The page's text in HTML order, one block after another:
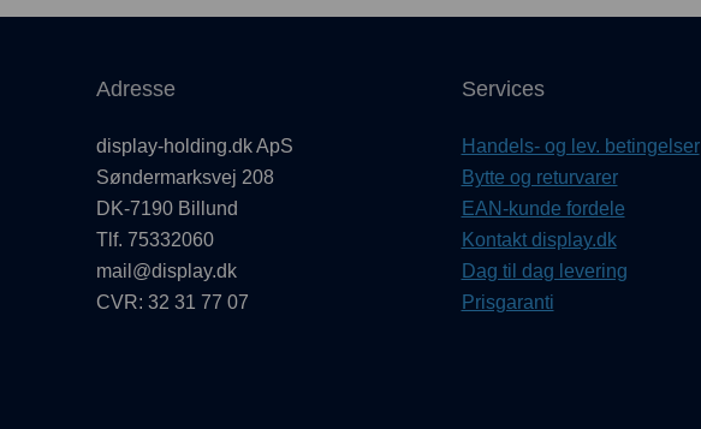
Adresse
display-holding.dk ApS
Søndermarksvej 208
DK-7190 Billund
Tlf. 75332060
mail@display.dk
CVR: 32 31 77 07
Services
Handels- og lev. betingelser
Bytte og returvarer
EAN-kunde fordele
Kontakt display.dk
Dag til dag levering
Prisgaranti